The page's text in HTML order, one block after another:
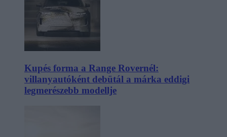
Kupés forma a Range Rovernél:
villanyautóként debütál a márka eddigi
legmerészebb modellje